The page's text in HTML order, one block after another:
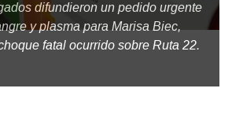
difundieron un pedido urgente
y plasma para Marisa Biec,
fatal ocurrido sobre Ruta 22.